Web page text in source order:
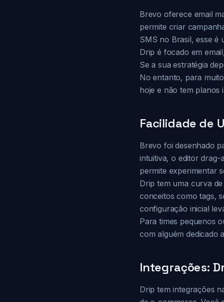
Brevo oferece email
permite criar
SMS no Brasil, esse é
Drip é focado em
Se a sua estratégia
No entanto, para
hoje e não tem planos
Facilidade de
Brevo foi desenhado
intuitiva, o editor
permite experimentar
Drip tem uma curva
conceitos como tags,
configuração inicial
Para times pequenos
com alguém dedicado
Integrações:
Drip tem integrações